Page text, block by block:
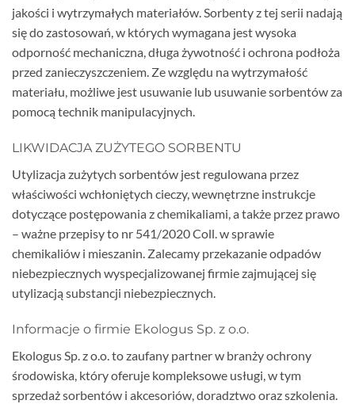
jakości i wytrzymałych materiałów. Sorbenty z tej serii nadają
się do zastosowań, w których wymagana jest wysoka
odporność mechaniczna, długa żywotność i ochrona podłoża
przed zanieczyszczeniem. Ze względu na wytrzymałość
materiału, możliwe jest usuwanie lub usuwanie sorbentów za
pomocą technik manipulacyjnych.
LIKWIDACJA ZUŻYTEGO SORBENTU
Utylizacja zużytych sorbentów jest regulowana przez
właściwości wchłoniętych cieczy, wewnętrzne instrukcje
dotyczące postępowania z chemikaliami, a także przez prawo
– ważne przepisy to nr 541/2020 Coll. w sprawie
chemikaliów i mieszanin. Zalecamy przekazanie odpadów
niebezpiecznych wyspecjalizowanej firmie zajmującej się
utylizacją substancji niebezpiecznych.
Informacje o firmie Ekologus Sp. z o.o.
Ekologus Sp. z o.o. to zaufany partner w branży ochrony
środowiska, który oferuje kompleksowe usługi, w tym
sprzedaż sorbentów i akcesoriów, doradztwo oraz szkolenia.